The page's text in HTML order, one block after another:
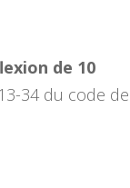
de 10
34 du code de